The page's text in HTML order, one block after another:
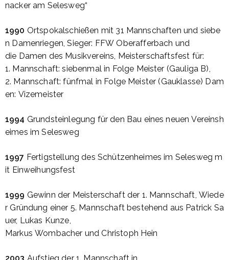
nackeram Selesweg“
1990 Ortspokalschießen mit 31 Mannschaften und siebe
n Damenriegen,Sieger: FFW Oberafferbach und
die Damen des Musikvereins, Meisterschaftsfest für:
1. Mannschaft:siebenmalin Folge Meister (Gauliga B),
2. Mannschaft:fünfmal in Folge Meister (Gauklasse) Dam
en: Vizemeister
1994 Grundsteinlegung für den Bau eines neuen Vereinsh
eimes im Selesweg
1997 Fertigstellung des Schützenheimes im Selesweg m
it Einweihungsfest
1999 Gewinn der Meisterschaft der 1. Mannschaft, Wiede
r Gründung einer 5. Mannschaft bestehend aus Patrick Sa
uer, Lukas Kunze,
MarkusWombacher undChristoph Hein